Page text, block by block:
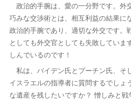
政治的手腕は、愛の一分野です。外
巧みな交渉術とは、相互利益の結果に
政治的手腕であり、適切な外交です。
としても外交官としても失敗していま
しんでいるのです！
私は、バイデン氏とプーチン氏、そ
イスラエルの指導者に質問するでしょ
な遺産を残したいですか？ 憎しみと